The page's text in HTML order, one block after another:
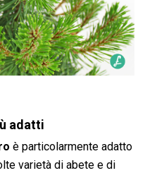
adatti
è particolarmente adatto
varietà di abete e di